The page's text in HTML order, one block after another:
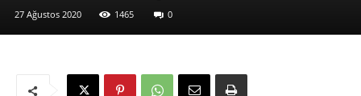
27 Ağustos 2020 1465 0